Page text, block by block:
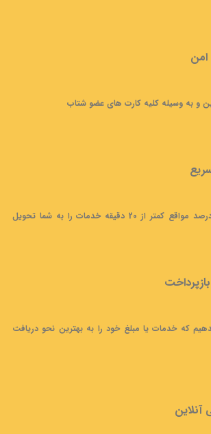
و به وسیله کلیه کارت های عضو شتاب
ما با اطمینان در 90 درصد مواقع کمتر از 20 دقیقه خدمات را به شما تحویل
که خدمات یا مبلغ خود را به بهترین نحو دریافت
آنلاین